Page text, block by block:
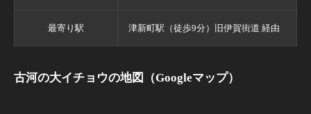
最寄り駅 津新町駅（徒歩9分）旧伊賀街道 経由
古河の大イチョウの地図（Googleマップ）